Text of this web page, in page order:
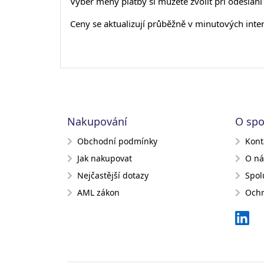
Ceny se aktualizují průběžně v minutových
Nakupování
Obchodní podmínky
Jak nakupovat
Nejčastější dotazy
AML zákon
O
O